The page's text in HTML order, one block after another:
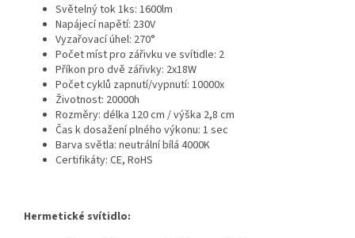
Světelný tok 1ks: 1600lm
Napájecí napětí: 230V
Vyzařovací úhel: 270°
Počet míst pro zářivku ve svítidle: 2
Příkon pro dvě zářivky: 2x18W
Počet cyklů zapnutí/vypnutí: 10000x
Životnost: 20000h
Rozměry: délka 120 cm / výška 2,8 cm
Čas k dosažení plného výkonu: 1 sec
Barva světla: neutrální bílá 4000K
Certifikáty: CE, RoHS
Hermetické svítidlo: